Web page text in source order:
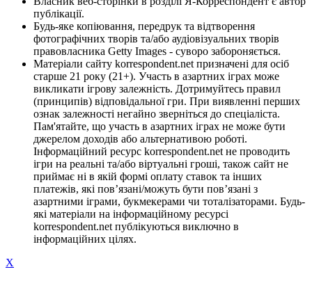
публікації.
Будь-яке копіювання, передрук та відтворення
фотографічних творів та/або аудіовізуальних творів
правовласника Getty Images - суворо забороняється.
Матеріали сайту korrespondent.net призначені для осіб
старше 21 року (21+). Участь в азартних іграх може
викликати ігрову залежність. Дотримуйтесь правил
(принципів) відповідальної гри. При виявленні перших
ознак залежності негайно зверніться до спеціаліста.
Пам'ятайте, що участь в азартних іграх не може бути
джерелом доходів або альтернативою роботі.
Інформаційний ресурс korrespondent.net не проводить
ігри на реальні та/або віртуальні гроші, також сайт не
приймає ні в якій формі оплату ставок та інших
платежів, які пов’язані/можуть бути пов’язані з
азартними іграми, букмекерами чи тоталізаторами. Будь-
які матеріали на інформаційному ресурсі
korrespondent.net публікуються виключно в
інформаційних цілях.
X